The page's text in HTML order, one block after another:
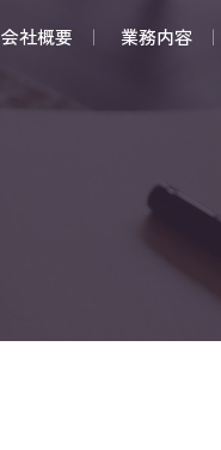
会社概要 業務内容